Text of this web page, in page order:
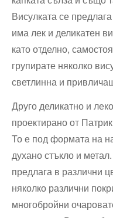
Висулката се
има лек и деликатен
като отделно,
групирате няколко
светлинна и
Друго деликатно и
проектирано от
То е под формата на
духано стъкло и
предлага в различни
няколко различни
многобройни